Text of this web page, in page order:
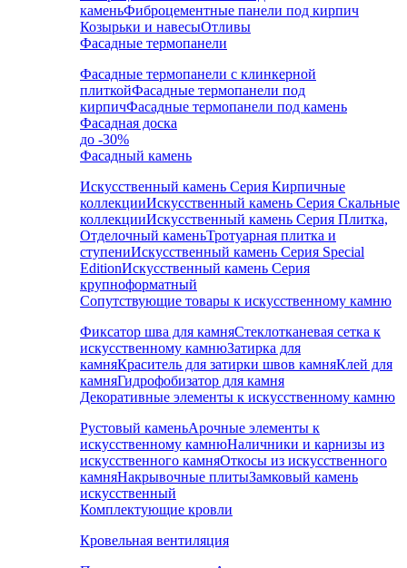
каменьФиброцементные панели под кирпич
Козырьки и навесыОтливы
Фасадные термопанели
Фасадные термопанели с клинкерной
плиткойФасадные термопанели под
кирпичФасадные термопанели под камень
Фасадная доска
до -30%
Фасадный камень
Искусственный камень Серия Кирпичные
коллекцииИскусственный камень Серия Скальные
коллекцииИскусственный камень Серия Плитка,
Отделочный каменьТротуарная плитка и
ступениИскусственный камень Серия Special
EditionИскусственный камень Серия
крупноформатный
Сопутствующие товары к искусственному камню
Фиксатор шва для камняСтеклотканевая сетка к
искусственному камнюЗатирка для
камняКраситель для затирки швов камняКлей для
камняГидрофобизатор для камня
Декоративные элементы к искусственному камню
Рустовый каменьАрочные элементы к
искусственному камнюНаличники и карнизы из
искусственного камняОткосы из искусственного
камняНакрывочные плитыЗамковый камень
искусственный
Комплектующие кровли
Кровельная вентиляция